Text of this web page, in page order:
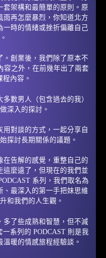
套架構和最簡單的原則。原
雨再怎麼暴烈，你知道北方
一時的情緒或挫折偏離自己
。創業後，我們除了原本不
容之外，在前幾年出了兩套
程內容。
數男人（包含過去的我）
深入的探討。
對談的方式，一起分享自
探討長期關係的議題。
在告解的感覺，重整自己的
這麼遠了，但現在的我們並
系列，我們取名為
、最深入的第一手把妹思維
和我們的人生觀。
多了些成熟和智慧，但不減
系列的 PODCAST 則是我
暖的情感旅程經驗談。